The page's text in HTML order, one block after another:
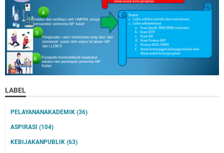
LABEL
PELAYANANAKADEMIK (36)
ASPIRASI (104)
KEBIJAKANPUBLIK (63)